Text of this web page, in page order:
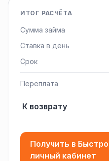
ИТОГ РАСЧЁТА
Сумма займа
Ставка в день
Срок
Переплата
К возврату
Получить в
личный кабинет